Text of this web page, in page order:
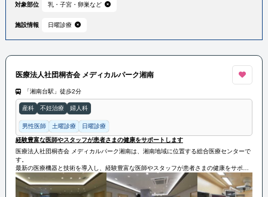
対象部位 乳・子宮・卵巣など
施設情報 日曜診療
医療法人社団桐杏会 メディカルパーク湘南
「湘南台駅」徒歩2分
産科 不妊治療 婦人科
男性医師 土曜診療 日曜診療
経験豊富な医師やスタッフが患者さまの健康をサポートします
医療法人社団桐杏会 メディカルパーク湘南は、湘南地域に位置する総合医療センターで
す。
最新の医療機器と技術を導入し、経験豊富な医師やスタッフが患者さまの健康をサポー
トします。
アクセスが便利であるため、地域の患者さまにとって利便性が高く、信頼される医療機
関として知られています。